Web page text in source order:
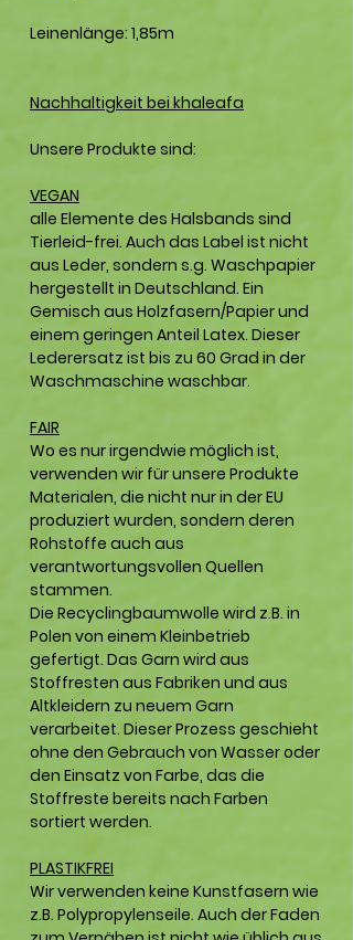
Leinenlänge: 1,85m
Nachhaltigkeit bei khaleafa
Unsere Produkte sind:
VEGAN
alle Elemente des Halsbands sind
Tierleid-frei. Auch das Label ist nicht
aus Leder, sondern s.g. Waschpapier
hergestellt in Deutschland. Ein
Gemisch aus Holzfasern/Papier und
einem geringen Anteil Latex. Dieser
Lederersatz ist bis zu 60 Grad in der
Waschmaschine waschbar.
FAIR
Wo es nur irgendwie möglich ist,
verwenden wir für unsere Produkte
Materialen, die nicht nur in der EU
produziert wurden, sondern deren
Rohstoffe auch aus
verantwortungsvollen Quellen
stammen.
Die Recyclingbaumwolle wird z.B. in
Polen von einem Kleinbetrieb
gefertigt. Das Garn wird aus
Stoffresten aus Fabriken und aus
Altkleidern zu neuem Garn
verarbeitet. Dieser Prozess geschieht
ohne den Gebrauch von Wasser oder
den Einsatz von Farbe, das die
Stoffreste bereits nach Farben
sortiert werden.
PLASTIKFREI
Wir verwenden keine Kunstfasern wie
z.B. Polypropylenseile. Auch der Faden